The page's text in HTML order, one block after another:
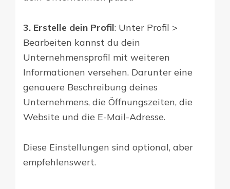
3. Erstelle dein Profil: Unter Profil >
Bearbeiten kannst du dein
Unternehmensprofil mit weiteren
Informationen versehen. Darunter eine
genauere Beschreibung deines
Unternehmens, die Öffnungszeiten, die
Website und die E-Mail-Adresse.
Diese Einstellungen sind optional, aber
empfehlenswert.